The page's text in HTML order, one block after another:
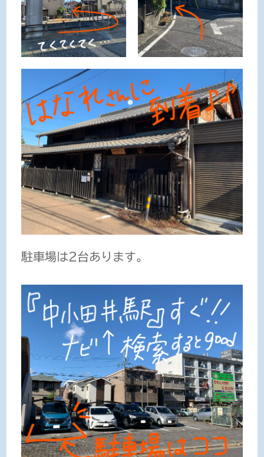
駐車場は2台あります。